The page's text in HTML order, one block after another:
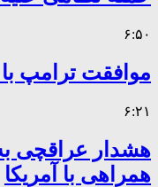
۶:۵۰
موافقت ترامپ با
۶:۲۱
هشدار عراقچی
همراهی با آمریکا